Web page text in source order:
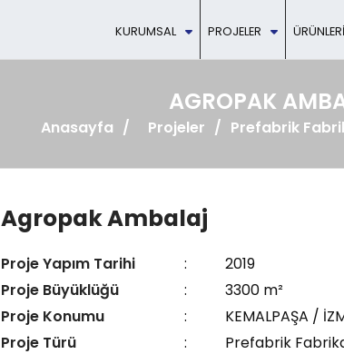
KURUMSAL PROJELER
AGROPAK
Anasayfa Projeler Prefabrik
Agropak Ambalaj
Proje Yapım Tarihi :
2019
Proje Büyüklüğü
:
3300 m²
Proje Konumu
:
KEMALPAŞA /
Proje Türü
: Prefabrik